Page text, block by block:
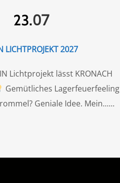
23.07
LICHTPROJEKT 2027
Lichtprojekt lässt KRONACH
Gemütliches Lagerfeuerfeeling
Geniale Idee. Mein...